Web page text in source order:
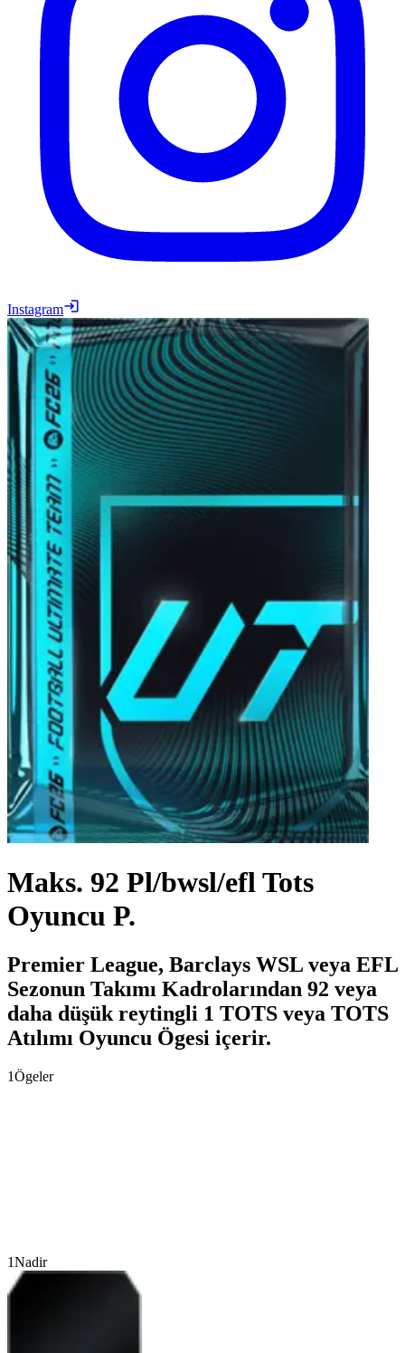
Instagram
Maks. 92 Pl/bwsl/efl Tots
Oyuncu P.
Premier League, Barclays WSL veya EFL
Sezonun Takımı Kadrolarından 92 veya
daha düşük reytingli 1 TOTS veya TOTS
Atılımı Oyuncu Ögesi içerir.
1Ögeler
1Nadir